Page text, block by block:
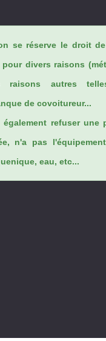
se réserve le droit
divers raisons
raisons autres
de covoitureur...
également refuser
n'a pas
eau, etc...